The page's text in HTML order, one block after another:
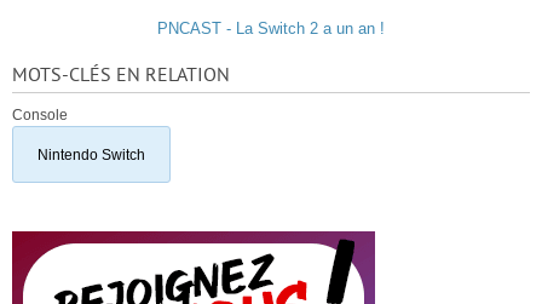
PNCAST - La Switch 2 a un an !
MOTS-CLÉS EN RELATION
Console
Nintendo Switch